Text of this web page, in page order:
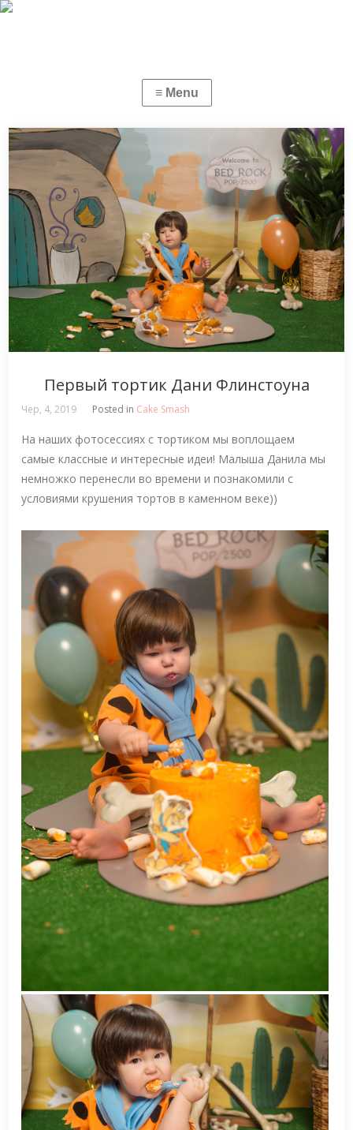
Первый тортик Дани Флинстоуна
Чер, 4, 2019 Posted in Cake Smash
На наших фотосессиях с тортиком мы воплощаем
самые классные и интересные идеи! Малыша Данила мы
немножко перенесли во времени и познакомили с
условиями крушения тортов в каменном веке))